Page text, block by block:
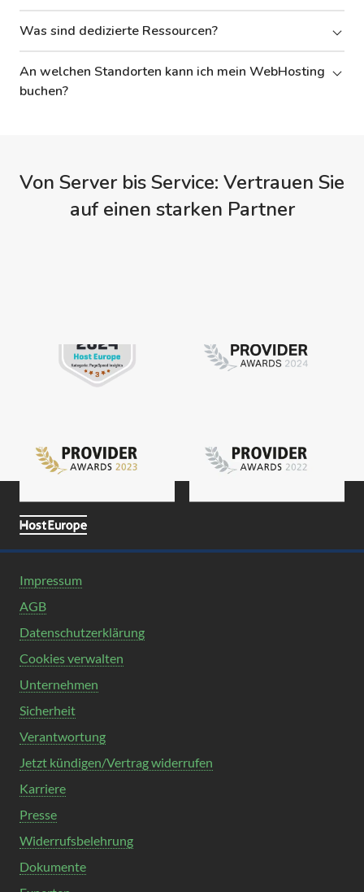
Was sind dedizierte Ressourcen?
An welchen Standorten kann ich mein WebHosting
buchen?
Von Server bis Service: Vertrauen Sie
auf einen starken Partner
Impressum
AGB
Datenschutzerklärung
Cookies verwalten
Unternehmen
Sicherheit
Verantwortung
Jetzt kündigen/Vertrag widerrufen
Karriere
Presse
Widerrufsbelehrung
Dokumente